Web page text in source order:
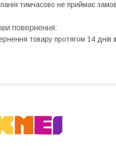
тимчасово не приймає
товару протягом 14 днів